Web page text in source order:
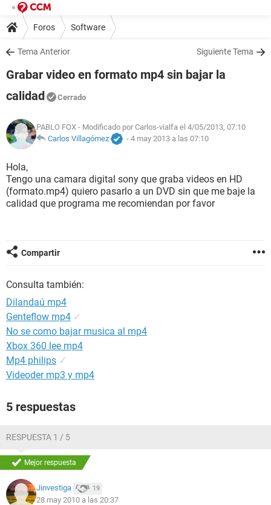
Foros Software
Tema Anterior Siguiente Tema
Grabar video en formato mp4 sin bajar la
calidad
Cerrado
PABLO FOX - Modificado por Carlos-vialfa el 4/05/2013, 07:10
Carlos Villagómez
- 4 may 2013 a las 07:10
Hola,
Tengo una camara digital sony que graba videos en HD
(formato.mp4) quiero pasarlo a un DVD sin que me baje la
calidad que programa me recomiendan por favor
Compartir
Consulta también:
Dilandaú mp4
Genteflow mp4 ✓
No se como bajar musica al mp4
Xbox 360 lee mp4
Mp4 philips ✓
Videoder mp3 y mp4
5 respuestas
RESPUESTA 1 / 5
Mejor respuesta
Jinvestiga 19
28 may 2010 a las 20:37